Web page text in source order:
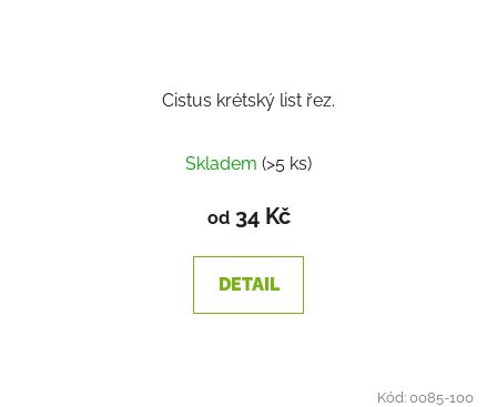
Cistus krétský list řez.
Skladem (>5 ks)
od34 Kč
DETAIL
Kód:0085-100